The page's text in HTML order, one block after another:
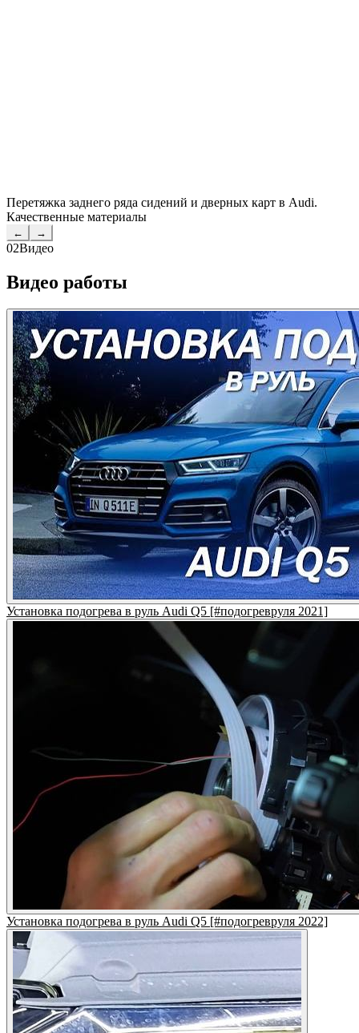
Перетяжка заднего ряда сидений и дверных карт в Audi.
Качественные материалы
← →
02Видео
Видео работы
Установка подогрева в руль Audi Q5 [#подогревруля 2021]
Установка подогрева в руль Audi Q5 [#подогревруля 2022]